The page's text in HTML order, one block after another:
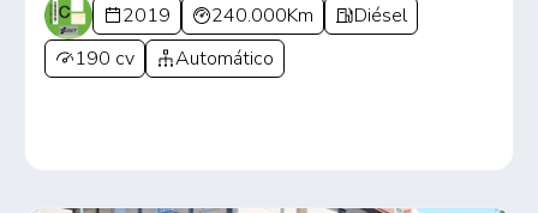
2019 240.000Km
Diésel
190 cv
Automático